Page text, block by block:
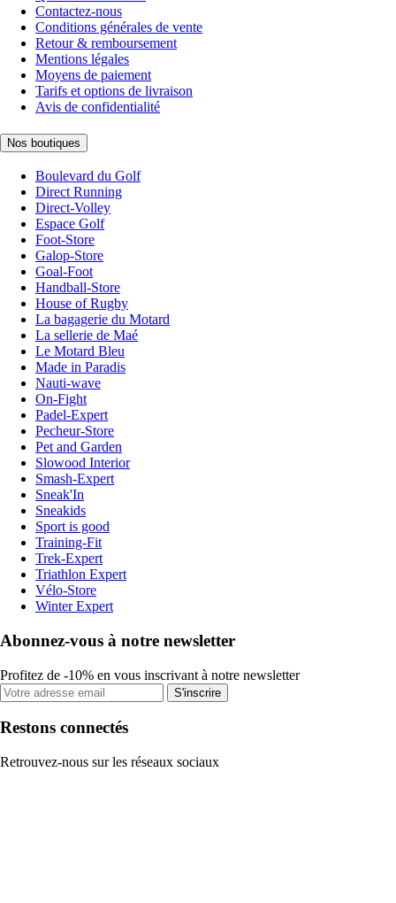
Contactez-nous
Conditions générales de vente
Retour & remboursement
Mentions légales
Moyens de paiement
Tarifs et options de livraison
Avis de confidentialité
Nos boutiques
Boulevard du Golf
Direct Running
Direct-Volley
Espace Golf
Foot-Store
Galop-Store
Goal-Foot
Handball-Store
House of Rugby
La bagagerie du Motard
La sellerie de Maé
Le Motard Bleu
Made in Paradis
Nauti-wave
On-Fight
Padel-Expert
Pecheur-Store
Pet and Garden
Slowood Interior
Smash-Expert
Sneak'In
Sneakids
Sport is good
Training-Fit
Trek-Expert
Triathlon Expert
Vélo-Store
Winter Expert
Abonnez-vous à notre newsletter
Profitez de -10% en vous inscrivant à notre newsletter
S'inscrire
Restons connectés
Retrouvez-nous sur les réseaux sociaux